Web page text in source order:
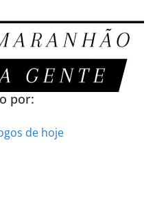
por:
de hoje